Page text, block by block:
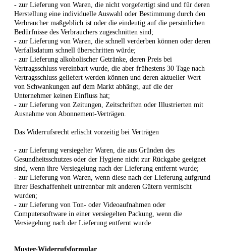
- zur Lieferung von Waren, die nicht vorgefertigt sind und für deren
Herstellung eine individuelle Auswahl oder Bestimmung durch den
Verbraucher maßgeblich ist oder die eindeutig auf die persönlichen
Bedürfnisse des Verbrauchers zugeschnitten sind;
- zur Lieferung von Waren, die schnell verderben können oder deren
Verfallsdatum schnell überschritten würde;
- zur Lieferung alkoholischer Getränke, deren Preis bei
Vertragsschluss vereinbart wurde, die aber frühestens 30 Tage nach
Vertragsschluss geliefert werden können und deren aktueller Wert
von Schwankungen auf dem Markt abhängt, auf die der
Unternehmer keinen Einfluss hat;
- zur Lieferung von Zeitungen, Zeitschriften oder Illustrierten mit
Ausnahme von Abonnement-Verträgen.
Das Widerrufsrecht erlischt vorzeitig bei Verträgen
- zur Lieferung versiegelter Waren, die aus Gründen des
Gesundheitsschutzes oder der Hygiene nicht zur Rückgabe geeignet
sind, wenn ihre Versiegelung nach der Lieferung entfernt wurde;
- zur Lieferung von Waren, wenn diese nach der Lieferung aufgrund
ihrer Beschaffenheit untrennbar mit anderen Gütern vermischt
wurden;
- zur Lieferung von Ton- oder Videoaufnahmen oder
Computersoftware in einer versiegelten Packung, wenn die
Versiegelung nach der Lieferung entfernt wurde.
Muster-Widerrufsformular